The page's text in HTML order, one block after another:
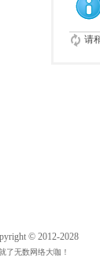
请
© 2012-2028
了无数网络大咖！